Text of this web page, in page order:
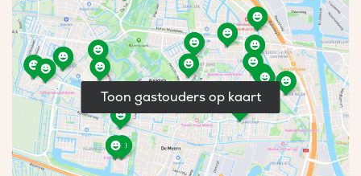
Toon gastouders op kaart